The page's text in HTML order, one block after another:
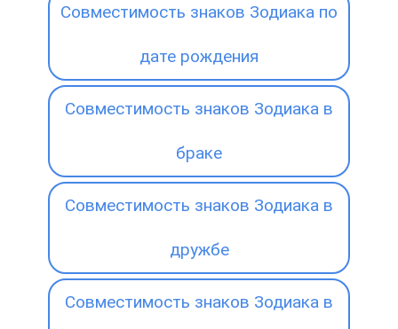
Совместимость знаков Зодиака по
дате рождения
Совместимость знаков Зодиака в
браке
Совместимость знаков Зодиака в
дружбе
Совместимость знаков Зодиака в